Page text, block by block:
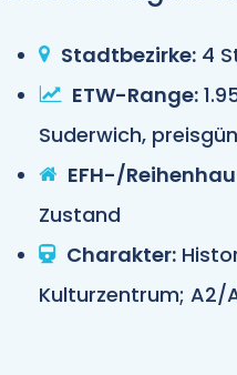
Stadtbezirke: 4
ETW-Range:
Suderwich,
EFH-/
Zustand
Charakter:
Kulturzentrum; A2/